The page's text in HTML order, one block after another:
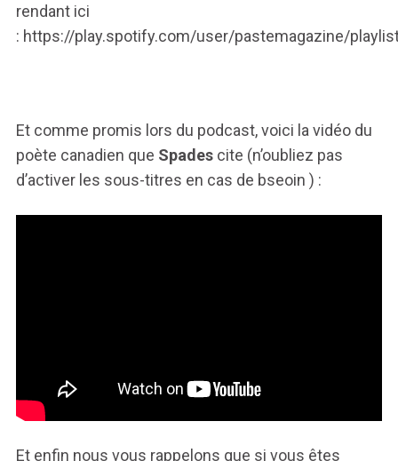
rendant ici
: https://play.spotify.com/user/pastemagazine/
Et comme promis lors du podcast, voici la vidéo du
poète canadien que Spadescite (n’oubliez pas
d’activer les sous-titres en cas de bseoin ) :
Et enfin nous vous rappelons que si vous êtes